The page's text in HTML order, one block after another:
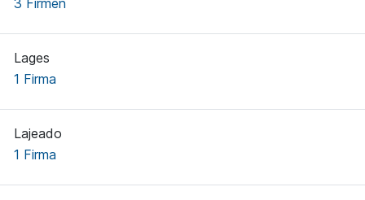
3 Firmen
Lages
1 Firma
Lajeado
1 Firma